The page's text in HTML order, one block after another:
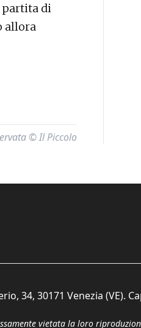
partita di
allora
© Il Piccolo
34, 30171 Venezia (VE).
vietata la loro